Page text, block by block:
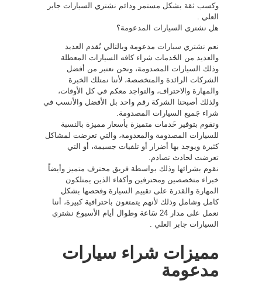
وكسب ثقة بشكل مستمر ودائم نشتري السيارات جابر
العلي .
هل نشتري السيارات المدعومة؟
نعم نشتري سيارات مدعومة وبالتالي نُقدم العديد
والعديد من الخَدمات شراء كافه السيارات المعطلة
وذلك السيارات المصدومة، ونحن نعتبر من أفضل
الشركات الرائدة والمتخصصة، لأننا نمتلك الخبرة
والمهارة والاحتراف، والتواجد معكم في كل الأوقات،
ولذلك أصبحنا الشركة رقم واحد بل الأفضل والأنسب في
شراء جَميع السيارات المصدومة.
ونقوم بتوفير خَدمات متميزة بأسعار مميزة بالنسبة
للسيارات المصدومة والمعدومة، والتي تعرضت لمشاكل
كثيرة ويوجد بها أضرار أو تلفيات جسيمة، أو التي
تعرضت لحادث تصادم.
نقوم بشرائها وذلك بواسطة فريق محترف متميز وأيضاً
خبراء متخصصين ومحترفين وأكفاء الذين يمتلكون
المهارة والقدرة على تقييم السيارة وفحصها بشكل
كامل وشامل وذلك لأنهم يتمتعون باحترافية كبيرة، أننا
نعمل على مدار 24 سَاعة وطوال أيام الأسبوع نشتري
السيارات جابر العلي .
مميزات شراء سيارات
مدعومة